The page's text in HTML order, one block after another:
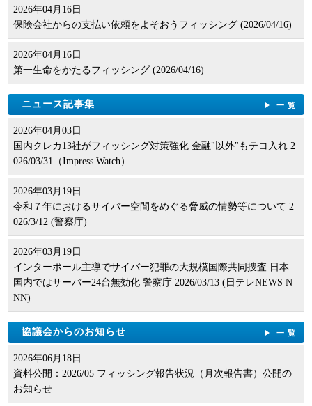
2026年04月16日
保険会社からの支払い依頼をよそおうフィッシング (2026/04/16)
2026年04月16日
第一生命をかたるフィッシング (2026/04/16)
ニュース記事集 一覧
2026年04月03日
国内クレカ13社がフィッシング対策強化 金融"以外"もテコ入れ 2
026/03/31（Impress Watch）
2026年03月19日
令和７年におけるサイバー空間をめぐる脅威の情勢等について 2
026/3/12 (警察庁)
2026年03月19日
インターポール主導でサイバー犯罪の大規模国際共同捜査 日本
国内ではサーバー24台無効化 警察庁 2026/03/13 (日テレNEWS N
NN)
協議会からのお知らせ 一覧
2026年06月18日
資料公開：2026/05 フィッシング報告状況（月次報告書）公開の
お知らせ